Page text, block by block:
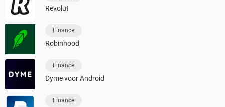
Revolut
Finance
Robinhood
Finance
Dyme voor Android
Finance